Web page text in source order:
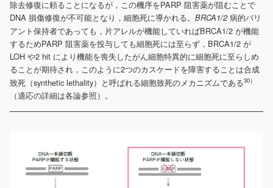
除去修復に頼ることになるが，この機序をPARP 阻害薬が阻むことで
DNA 損傷修復が不可能となり，細胞死に導かれる。 BRCA1/2病的バリ
アント保持者であっても，片アレルが機能していればBRCA1/2 が機能
するためPARP 阻害薬を投与しても細胞死には至らず，BRCA1/2 が
LOH や2 hit により機能を喪失したがん細胞特異的に細胞死に至らしめ
ることが期待され，このように2つのカスケードを障害することは合成
致死（synthetic lethality）と呼ばれる細胞致死のメカニズムである30）
（適応の詳細は各論参照）。